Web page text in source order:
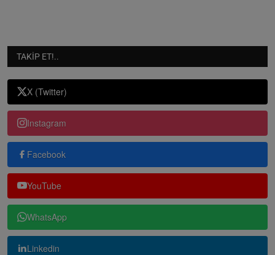
TAKIP ET!..
X (Twitter)
Instagram
Facebook
YouTube
WhatsApp
Linkedin